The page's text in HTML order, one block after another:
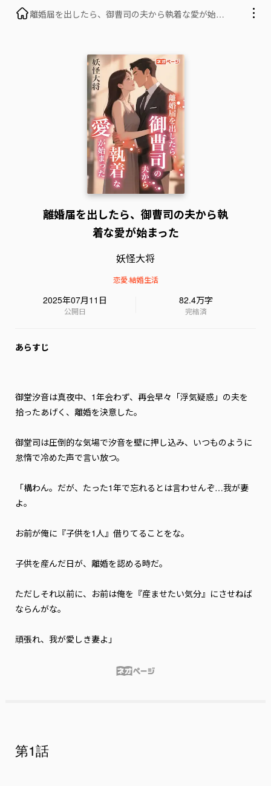
離婚届を出したら、御曹司の夫から執着な愛が始ま
離婚届を出したら、御曹司の夫から執
着な愛が始まった
妖怪大将
恋愛·結婚生活
2025年07月11日
公開日
82.4万字
完結済
あらすじ
御堂汐音は真夜中、1年会わず、再会早々「浮気疑惑」の夫を
拾ったあげく、離婚を決意した。
御堂司は圧倒的な気場で汐音を壁に押し込み、いつものように
怠惰で冷めた声で言い放つ。
「構わん。だが、たった1年で忘れるとは言わせんぞ…我が妻
よ。
お前が俺に『子供を1人』借りてることをな。
子供を産んだ日が、離婚を認める時だ。
ただし――それ以前に、お前は俺を『産ませたい気分』にさせねば
ならんがな。
頑張れ、我が愛しき妻よ」
第1話